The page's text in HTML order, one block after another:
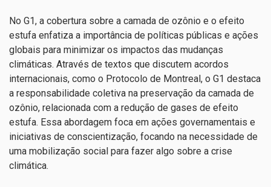
No G1, a cobertura sobre a camada de ozônio e o efeito
estufa enfatiza a importância de políticas públicas e ações
globais para minimizar os impactos das mudanças
climáticas. Através de textos que discutem acordos
internacionais, como o Protocolo de Montreal, o G1 destaca
a responsabilidade coletiva na preservação da camada de
ozônio, relacionada com a redução de gases de efeito
estufa. Essa abordagem foca em ações governamentais e
iniciativas de conscientização, focando na necessidade de
uma mobilização social para fazer algo sobre a crise
climática.